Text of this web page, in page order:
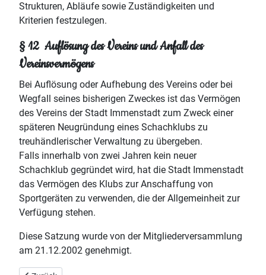
Strukturen, Abläufe sowie Zuständigkeiten und
Kriterien festzulegen.
§ 12 Auflösung des Vereins und Anfall des
Vereinsvermögens
Bei Auflösung oder Aufhebung des Vereins oder bei
Wegfall seines bisherigen Zweckes ist das Vermögen
des Vereins der Stadt Immenstadt zum Zweck einer
späteren Neugründung eines Schachklubs zu
treuhändlerischer Verwaltung zu übergeben.
Falls innerhalb von zwei Jahren kein neuer
Schachklub gegründet wird, hat die Stadt Immenstadt
das Vermögen des Klubs zur Anschaffung von
Sportgeräten zu verwenden, die der Allgemeinheit zur
Verfügung stehen.
Diese Satzung wurde von der Mitgliederversammlung
am 21.12.2002 genehmigt.